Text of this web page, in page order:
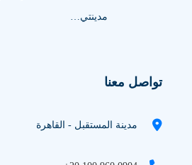
مدينتي…
تواصل معنا
مدينة المستقبل - القاهرة